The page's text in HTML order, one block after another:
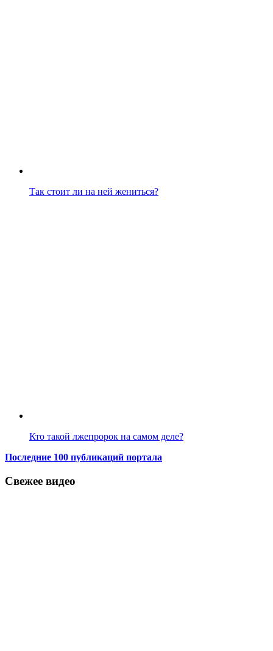
Так стоит ли на ней жениться?
Кто такой лжепророк на самом деле?
Последние 100 публикаций портала
Свежее видео